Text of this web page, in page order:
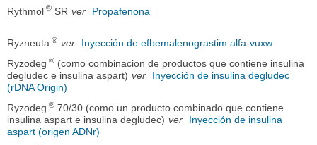
Rythmol ® SR ver Propafenona
Ryzneuta ® ver
Inyección de efbemalenograstim alfa-vuxw
Ryzodeg ® (como combinacion de productos que contiene insulina
degludec e insulina aspart) ver
Inyección de insulina degludec
(rDNA Origin)
Ryzodeg ® 70/30 (como un producto combinado que contiene
insulina aspart e insulina degludec) ver
Inyección de insulina
aspart (origen ADNr)